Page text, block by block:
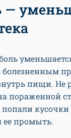
—
болезненным
пищи. Не
пораженной
кусочки
ее промыть.